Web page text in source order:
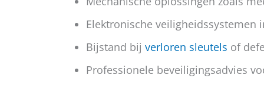
Elektronische veiligheidssystemen
Bijstand bij verloren sleutels of
Professionele beveiligingsadvies